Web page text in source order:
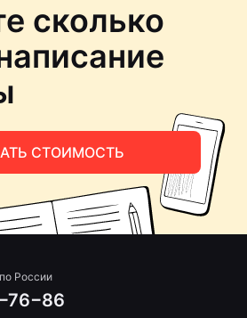
сколько
СТОИМОСТЬ
России